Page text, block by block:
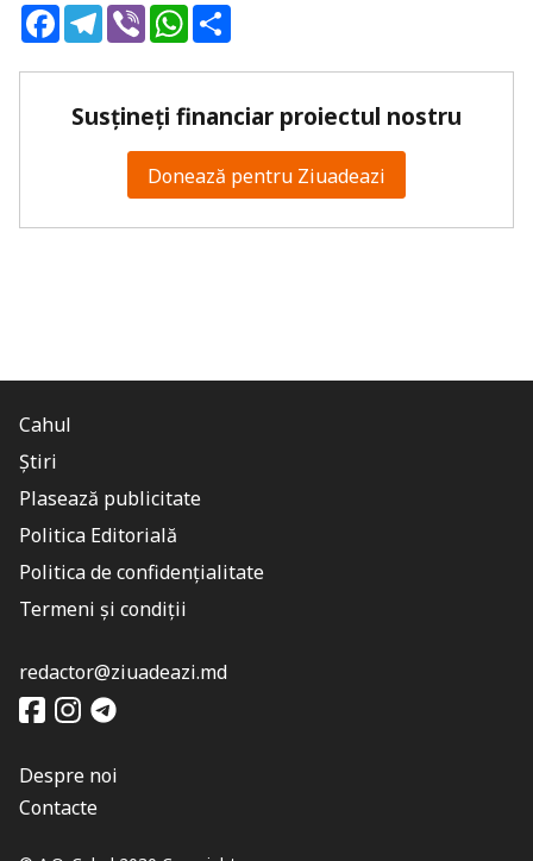
FacebookTelegram
ViberWhatsApp
Susțineți financiar proiectul nostru
Donează pentru Ziuadeazi
Cahul
Știri
Plasează publicitate
Politica Editorială
Politica de confidențialitate
Termeni și condiții
redactor@ziuadeazi.md
Despre noi
Contacte